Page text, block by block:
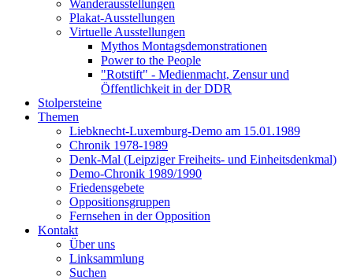
Wanderausstellungen
Plakat-Ausstellungen
Virtuelle Ausstellungen
Mythos Montagsdemonstrationen
Power to the People
"Rotstift" - Medienmacht, Zensur und
Öffentlichkeit in der DDR
Stolpersteine
Themen
Liebknecht-Luxemburg-Demo am 15.01.1989
Chronik 1978-1989
Denk-Mal (Leipziger Freiheits- und Einheitsdenkmal)
Demo-Chronik 1989/1990
Friedensgebete
Oppositionsgruppen
Fernsehen in der Opposition
Kontakt
Über uns
Linksammlung
Suchen